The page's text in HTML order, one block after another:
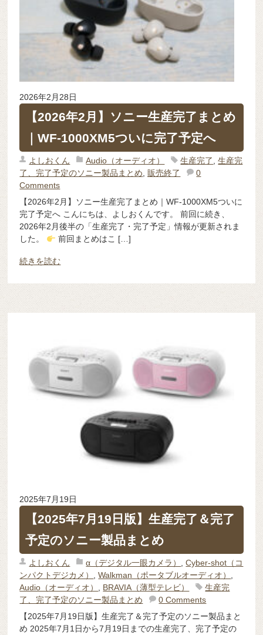
2026年2月28日
【2026年2月】ソニー生産完了まとめ
｜WF-1000XM5ついに完了予定へ
よしおくん Audio（オーディオ） 生産完了,生産完
了、完了予定のソニー製品まとめ,販売終了
0
Comments
【2026年2月】ソニー生産完了まとめ｜WF-1000XM5ついに
完了予定へ こんにちは、よしおくんです。 前回に続き、
2026年2月後半の「生産完了・完了予定」情報が更新されま
した。
前回まとめはこ […]
続きを読む
2025年7月19日
【2025年7月19日版】生産完了＆完了
予定のソニー製品まとめ
よしおくん α（デジタル一眼カメラ） ,Cyber-shot（コ
ンパクトデジカメ）
,Walkman（ポータブルオーディオ）
Audio（オーディオ）
BRAVIA（薄型テレビ）
生産完
了、完了予定のソニー製品まとめ
0 Comments
【2025年7月19日版】生産完了＆完了予定のソニー製品まと
め 2025年7月1日から7月19日までの生産完了、完了予定の